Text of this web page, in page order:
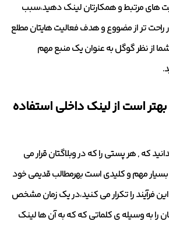
های مرتبط و همکارتان لینک دهید،سبب
تر از مضووع و هدف فعالیت هایتان مطلع
شما از نظر گوگل به عنوان یک منبع مهم
بهتر است از لینک داخلی استفاده
که , هر پستی را که در وبلاگتان قرار می
3کلمه که بسیار مهم و کلیدی است بهرمطالب قدیمی خود
فرآیند را تکرار می کنید،در یک زمان مشخص
را به وسیله ی کلماتی که که به آن ها لینک